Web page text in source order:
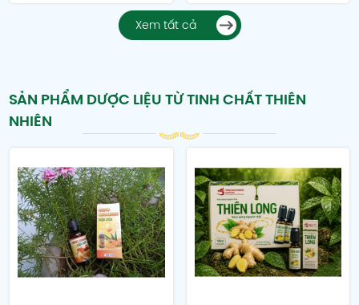
Xem tất cả
SẢN PHẨM DƯỢC LIỆU TỪ TINH CHẤT THIÊN
NHIÊN